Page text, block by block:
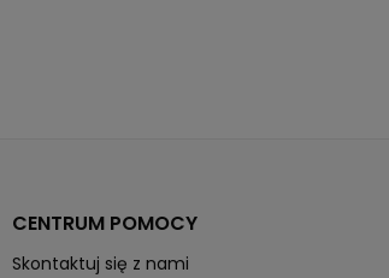
CENTRUM POMOCY
Skontaktuj się z nami